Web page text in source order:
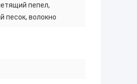
пепел,
песок, волокно